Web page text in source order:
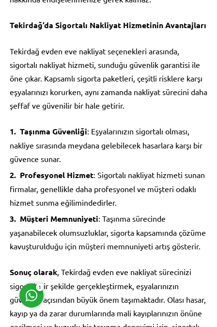
Tekirdağ’da Sigortalı Nakliyat Hizmetinin Avantajları
Tekirdağ evden eve nakliyat seçenekleri arasında,
sigortalı nakliyat hizmeti, sunduğu güvenlik garantisi ile
öne çıkar. Kapsamlı sigorta paketleri, çeşitli risklere karşı
eşyalarınızı korurken, aynı zamanda nakliyat sürecini daha
şeffaf ve güvenilir bir hale getirir.
Taşınma Güvenliği: Eşyalarınızın sigortalı olması,
nakliye sırasında meydana gelebilecek hasarlara karşı bir
güvence sunar.
Profesyonel Hizmet: Sigortalı nakliyat hizmeti sunan
firmalar, genellikle daha profesyonel ve müşteri odaklı
hizmet sunma eğilimindedirler.
Müşteri Memnuniyeti: Taşınma sürecinde
yaşanabilecek olumsuzluklar, sigorta kapsamında çözüme
kavuşturulduğu için müşteri memnuniyeti artış gösterir.
Sonuç olarak , Tekirdağ evden eve nakliyat sürecinizi
sigortalı bir şekilde gerçekleştirmek, eşyalarınızın
güvenliği açısından büyük önem taşımaktadır. Olası hasar,
kayıp ya da zarar durumlarında mali kayıplarınızın önüne
1